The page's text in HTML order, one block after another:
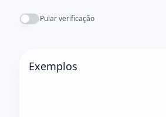
Pular verificação
Exemplos